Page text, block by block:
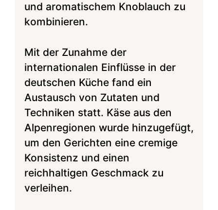
und aromatischem Knoblauch zu
kombinieren.
Mit der Zunahme der
internationalen Einflüsse in der
deutschen Küche fand ein
Austausch von Zutaten und
Techniken statt. Käse aus den
Alpenregionen wurde hinzugefügt,
um den Gerichten eine cremige
Konsistenz und einen
reichhaltigen Geschmack zu
verleihen.